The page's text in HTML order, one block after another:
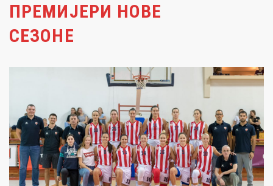
ПРЕМИЈЕРИ НОВЕ
СЕЗОНЕ